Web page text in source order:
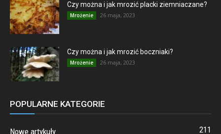
Czy można i jak mrozić placki ziemniaczane?
Mrożenie 26 maja, 2023
Czy można i jak mrozić boczniaki?
Mrożenie 26 maja, 2023
POPULARNE KATEGORIE
Nowe artykuły
211